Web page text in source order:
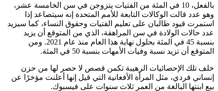
بالفعل، 10 في المئة من الفتيات يتزوجن في سن الخامسة عشر،
وهو عدد قالت الوكالات التابعة للأمم المتحدة إنه سيتصاعد إذا
استمرت قيود طالبان على تعليم الفتيات وحقوق النساء، كما سيزيد
عدد حالات الولادة في سن المراهقة، الذي من المتوقع أن يزيد
بنسبة 45 في المئة بحلول نهاية هذا العام منذ عام 2021. ومن
المتوقع أن تزيد نسبة وفيات الأمهات بنسبة 50 في المئة.
خلف تلك الإحصائيات الرهيبة تكمن قصص لا حصر لها من حزن
إنساني فردي، مثل المرأة الأفغانية التي قيل إنها أعلنت مؤخرًا عن
بيع ابنتها البالغة من العمر ثلاث سنوات على فيسبوك.